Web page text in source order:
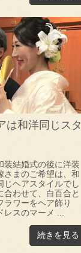
は和洋同じスタ
装結婚式の後に洋装
さまのご希望は、和
じヘアスタイルでし
合わせて、白百合と
ラワーをヘア飾り
スのマーメ ...
続きを見る